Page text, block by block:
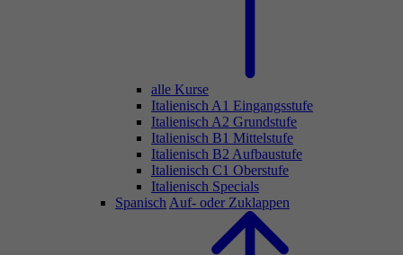
alle Kurse
Italienisch A1 Eingangsstufe
Italienisch A2 Grundstufe
Italienisch B1 Mittelstufe
Italienisch B2 Aufbaustufe
Italienisch C1 Oberstufe
Italienisch Specials
Spanisch Auf- oder Zuklappen